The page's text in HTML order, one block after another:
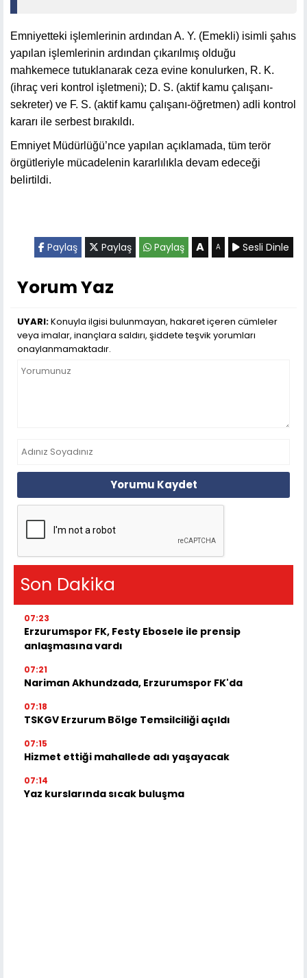
Emniyetteki işlemlerinin ardından A. Y. (Emekli) isimli şahıs
yapılan işlemlerinin ardından çıkarılmış olduğu
mahkemece tutuklanarak ceza evine konulurken, R. K.
(ihraç veri kontrol işletmeni); D. S. (aktif kamu çalışanı-
sekreter) ve F. S. (aktif kamu çalışanı-öğretmen) adli kontrol
kararı ile serbest bırakıldı.
Emniyet Müdürlüğü’nce yapılan açıklamada, tüm terör
örgütleriyle mücadelenin kararlılıkla devam edeceği
belirtildi.
Paylaş Paylaş Paylaş A A Sesli Dinle
Yorum Yaz
UYARI:Konuyla ilgisi bulunmayan, hakaret içeren cümleler
veya imalar, inançlara saldırı, şiddete teşvik yorumları
onaylanmamaktadır.
Yorumu Kaydet
Son Dakika
07:23
Erzurumspor FK, Festy Ebosele ile prensip
anlaşmasına vardı
07:21
Nariman Akhundzada, Erzurumspor FK'da
07:18
TSKGV Erzurum Bölge Temsilciliği açıldı
07:15
Hizmet ettiği mahallede adı yaşayacak
07:14
Yaz kurslarında sıcak buluşma